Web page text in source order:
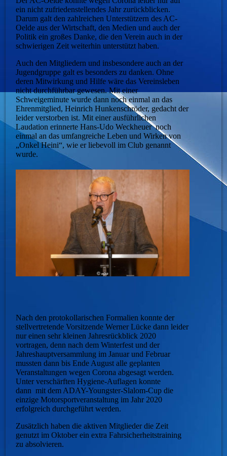
ein nicht zufriedenstellendes Jahr zurückblicken.
Darum galt den zahlreichen Unterstützern des AC-
Oelde aus der Wirtschaft, den Medien und auch der
Politik ein großes Danke, die den Verein auch in der
schwierigen Zeit weiterhin unterstützt haben.
Auch den Mitgliedern und insbesondere auch an der
Jugendgruppe galt es besonders zu danken. Ohne
deren Mitwirkung und Hilfe wäre das Vereinsleben
nicht durchführbar gewesen. Mit einer
Schweigeminute wurde dann noch einmal an das
Ehrenmitglied, Heinrich Hunkenschröder, gedacht der
leider verstorben ist. Mit einer ausführlichen
Laudation erinnerte Hans-Udo Weckheuer noch
einmal an das umfangreiche Leben und Wirken von
„Onkel Heini“, wie er liebevoll im Club genannt
wurde.
Nach den protokollarischen Formalien konnte der
stellvertretende Vorsitzende Werner Lücke dann leider
nur einen sehr kleinen Jahresrückblick 2020
vortragen, denn nach dem Winterfest und der
Jahreshauptversammlung im Januar und Februar
mussten dann bis Ende August alle geplanten
Veranstaltungen wegen Corona abgesagt werden.
Unter verschärften Hygiene-Auflagen konnte
dann mit dem ADAY-Youngster-Slalom-Cup die
einzige Motorsportveranstaltung im Jahr 2020
erfolgreich durchgeführt werden.
Zusätzlich haben die aktiven Mitglieder die Zeit
genutzt im Oktober ein extra Fahrsicherheitstraining
zu absolvieren.